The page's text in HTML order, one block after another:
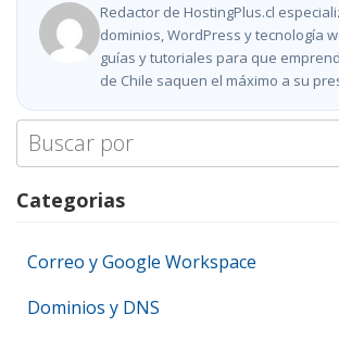
Redactor de HostingPlus.cl
dominios, WordPress y tecnología
guías y tutoriales para que
de Chile saquen el máximo a su
Search
for:
Categorias
Correo y Google Workspace
Dominios y DNS